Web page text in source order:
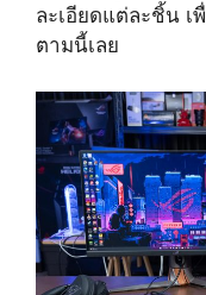
ละเอียดแต่ละชิ้น เ
ตามนี้เลย